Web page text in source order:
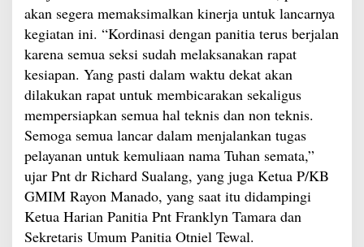
akan segera memaksimalkan kinerja untuk lancarnya
kegiatan ini. “Kordinasi dengan panitia terus berjalan
karena semua seksi sudah melaksanakan rapat
kesiapan. Yang pasti dalam waktu dekat akan
dilakukan rapat untuk membicarakan sekaligus
mempersiapkan semua hal teknis dan non teknis.
Semoga semua lancar dalam menjalankan tugas
pelayanan untuk kemuliaan nama Tuhan semata,”
ujar Pnt dr Richard Sualang, yang juga Ketua P/KB
GMIM Rayon Manado, yang saat itu didampingi
Ketua Harian Panitia Pnt Franklyn Tamara dan
Sekretaris Umum Panitia Otniel Tewal.